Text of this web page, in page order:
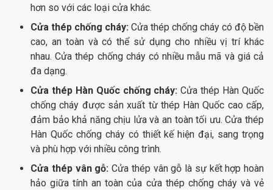
hơn so với các loại cửa khác.
Cửa thép chống cháy: Cửa thép chống cháy có độ bền
cao, an toàn và có thể sử dụng cho nhiều vị trí khác
nhau. Cửa thép chống cháy có nhiều mẫu mã và giá cả
đa dạng.
Cửa thép Hàn Quốc chống cháy: Cửa thép Hàn Quốc
chống cháy được sản xuất từ thép Hàn Quốc cao cấp,
đảm bảo khả năng chịu lửa và an toàn tối ưu. Cửa thép
Hàn Quốc chống cháy có thiết kế hiện đại, sang trọng
và phù hợp với nhiều công trình.
Cửa thép vân gỗ: Cửa thép vân gỗ là sự kết hợp hoàn
hảo giữa tính an toàn của cửa thép chống cháy và vẻ